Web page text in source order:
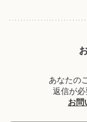
あなたの
返信が
お問